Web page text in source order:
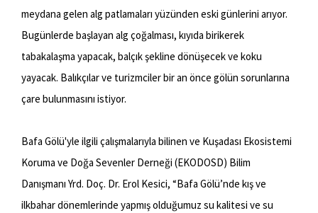
meydana gelen alg patlamaları yüzünden eski günlerini arıyor.
Bugünlerde başlayan alg çoğalması, kıyıda birikerek
tabakalaşma yapacak, balçık şekline dönüşecek ve koku
yayacak. Balıkçılar ve turizmciler bir an önce gölün sorunlarına
çare bulunmasını istiyor.
Bafa Gölü'yle ilgili çalışmalarıyla bilinen ve Kuşadası Ekosistemi
Koruma ve Doğa Sevenler Derneği (EKODOSD) Bilim
Danışmanı Yrd. Doç. Dr. Erol Kesici, “Bafa Gölü’nde kış ve
ilkbahar dönemlerinde yapmış olduğumuz su kalitesi ve su